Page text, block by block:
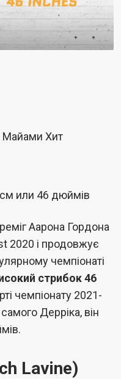
Майами Хит
или 46 дюймів
Аарона Гордона
2020 і продовжує
чемпіонаті
стрибок 46
чемпіонату 2021-
Дерріка, він
Lavine)